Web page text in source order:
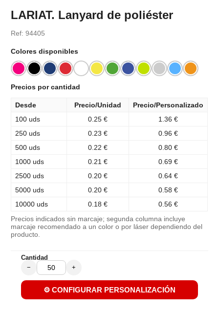
LARIAT. Lanyard de poliéster
Ref: 94405
Colores disponibles
Precios por cantidad
Desde Precio/Unidad
Precio/Personalizado
100 uds
0.25 €
1.36 €
250 uds
0.23 €
0.96 €
500 uds
0.22 €
0.80 €
1000 uds
0.21 €
0.69 €
2500 uds
0.20 €
0.64 €
5000 uds
0.20 €
0.58 €
10000 uds
0.18 € 0.56 €
Precios indicados sin marcaje; segunda columna incluye
marcaje recomendado a un color o por láser dependiendo del
producto.
Cantidad
− +
⚙️ CONFIGURAR PERSONALIZACIÓN